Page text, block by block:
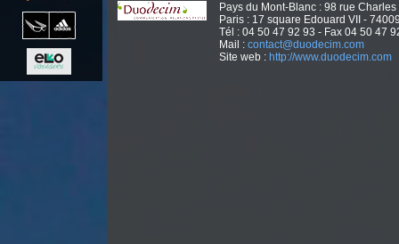
Pays du Mont-Blanc : 98 rue
Paris : 17 square Edouard VII -
Tél : 04 50 47 92 93 - Fax 04 50 47
Mail : contact@duodecim.com
Site web : http://www.duodecim.com